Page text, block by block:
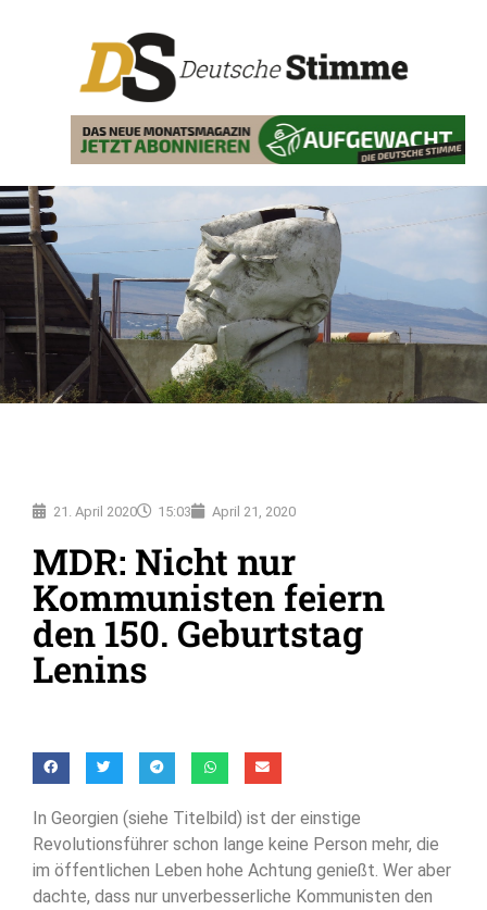
21. April 2020 15:03 April 21, 2020
MDR: Nicht nur
Kommunisten feiern
den 150. Geburtstag
Lenins
In Georgien (siehe Titelbild) ist der einstige
Revolutionsführer schon lange keine Person mehr, die
im öffentlichen Leben hohe Achtung genießt. Wer aber
dachte, dass nur unverbesserliche Kommunisten den